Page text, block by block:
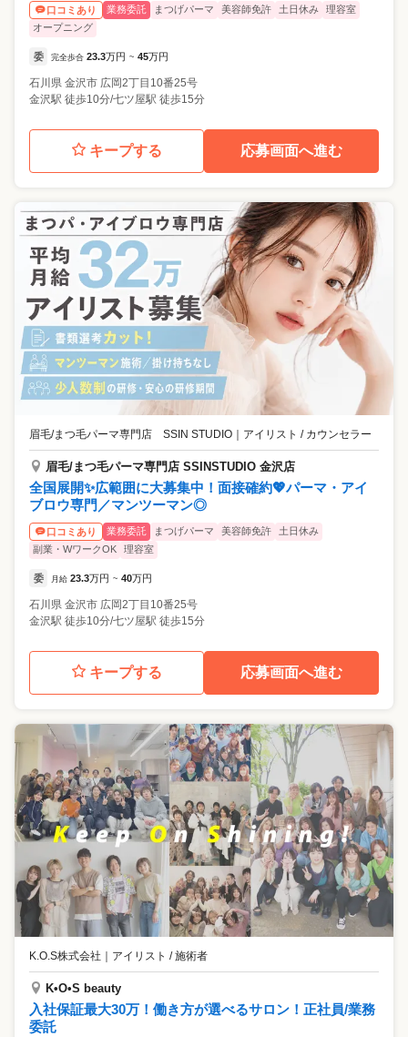
口コミあり 業務委託 まつげパーマ 美容師免許 土日休み
理容室
オープニング
委 完全歩合 23.3万円 ~ 45万円
石川県 金沢市 広岡2丁目10番25号
金沢駅 徒歩10分/七ツ屋駅 徒歩15分
キープする 応募画面へ進む
眉毛/まつ毛パーマ専門店 SSIN STUDIO ｜ アイリスト / カウンセラー
眉毛/まつ毛パーマ専門店 SSINSTUDIO 金沢店
全国展開✨広範囲に大募集中！面接確約💖パーマ・アイ
ブロウ専門／マンツーマン◎
口コミあり 業務委託 まつげパーマ 美容師免許
土日休み
副業・WワークOK
理容室
委 月給 23.3万円 ~ 40万円
石川県 金沢市 広岡2丁目10番25号
金沢駅 徒歩10分/七ツ屋駅 徒歩15分
キープする 応募画面へ進む
K.O.S株式会社 アイリスト / 施術者
K•O•S beauty
入社保証最大30万！働き方が選べるサロン！正社員/業務
委託